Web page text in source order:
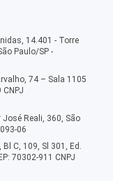
14.401 - Torre
Paulo/SP -
74 – Sala 1105
José Reali, 360, São
06
C, 109, Sl 301, Ed.
70302-911 CNPJ